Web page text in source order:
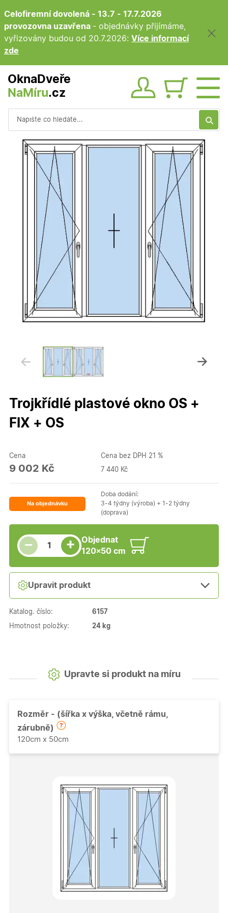
Celofiremní dovolená - 13.7 - 17.7.2026
provozovna uzavřena - objednávky přijímáme,
vyřizovány budou od 20.7.2026: Více informací
zde
OknaDveře
NaMíru.cz Obsah
Trojkřídlé plastové okno OS +
FIX + OS
Cena
9 002 Kč
Cena bez DPH 21 %
7 440 Kč
Na objednávku
Doba dodání:
3-4 týdny (výroba) + 1-2 týdny
(doprava)
−
Snížit množství
Počet kusů +
Zvýšit množství
Objednat
120×50 cm
Upravit produkt
Katalog. číslo: 6157
Hmotnost položky: 24 kg
Upravte si produkt na míru
Rozměr - (šířka x výška, včetně rámu,
zárubně)
120cm x 50cm